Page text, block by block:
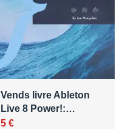
Vends livre Ableton
Live 8 Power!:…
5 €